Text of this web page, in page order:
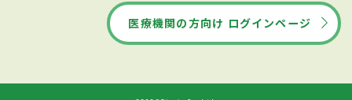
医療機関の方向け ログインページ